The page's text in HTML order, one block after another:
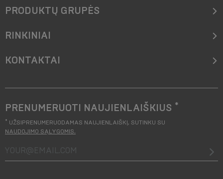
PRODUKTŲ GRUPĖS
RINKINIAI
KONTAKTAI
PRENUMERUOTI NAUJIENLAIŠKIUS *
* UŽSIPRENUMERUODAMAS NAUJIENLAIŠKĮ, SUTINKU SU
NAUDOJIMO SĄLYGOMIS.
your@email.com